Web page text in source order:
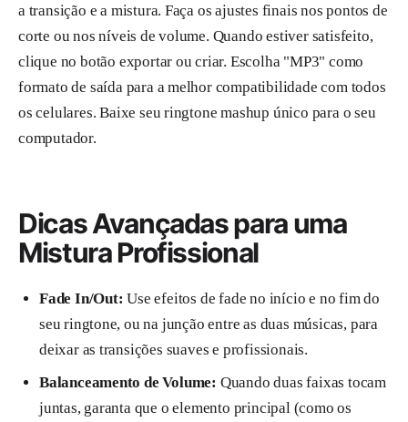
a transição e a mistura. Faça os ajustes finais nos pontos de
corte ou nos níveis de volume. Quando estiver satisfeito,
clique no botão exportar ou criar. Escolha "MP3" como
formato de saída para a melhor compatibilidade com todos
os celulares. Baixe seu ringtone mashup único para o seu
computador.
Dicas Avançadas para uma
Mistura Profissional
Fade In/Out: Use efeitos de fade no início e no fim do
seu ringtone, ou na junção entre as duas músicas, para
deixar as transições suaves e profissionais.
Balanceamento de Volume: Quando duas faixas tocam
juntas, garanta que o elemento principal (como os